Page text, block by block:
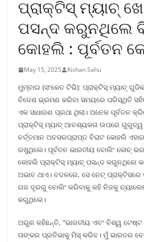
ପ୍ରାକ୍ଟିସ୍ ମ୍ୟାଚ୍
ପସନ୍ଦ କରୁନଥିଲେ
କୋହଲି : ପୂର୍ବତନ
May 15, 2025 Kishan Sahu
ମୁମ୍ବାଇ (ସଂକେତ ଟିଭି): ପ୍ରାକ୍ଟିସ୍ ମ୍ୟାଚ୍
ବିଦେଶ ଭ୍ରମଣ କରିବା ସମୟରେ ପରିସ୍ଥିତି
ଏକ ସାଧାରଣ ପ୍ରଥା ଥିଲା। ଅନେକ ପୂର୍ବତନ
ପ୍ରାକ୍ଟିସ୍ ମ୍ୟାଚ୍ ଆବଶ୍ୟକତା ଉପରେ
ବର୍ତ୍ତମାନ ଅବସରପ୍ରାପ୍ତ ବିରାଟ କୋହଲି
ରଖୁଥିଲେ। ପୂର୍ବତନ ଭାରତୀୟ ବୋଲିଂ କୋଚ୍
କୋହଲି ପ୍ରାକ୍ଟିସ୍ ମ୍ୟାଚ୍ ପସନ୍ଦ କରୁନଥିଲେ
ଅଭାବ ଥାଏ। ବଦଳରେ, ସେ ନେଟ୍
ଗଜ ଦୂରରୁ ବୋଲିଂ କରିବାକୁ କହି ନିଜକୁ
କରୁଥିଲେ।
ଅରୁଣ କହିଛନ୍ତି, “ଭାରତୀୟ ଏବଂ ବିଶ୍ୱ ଟେଷ୍ଟ
ତାଙ୍କର ପ୍ରତିଭାକୁ ମିସ୍ କରିବ। ମୁଁ ଭାରତର